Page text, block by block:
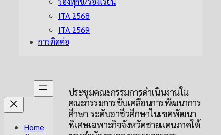
ITA 2568
ITA 2569
การติดต่อ
Home
ประชุมคณะกรรมการดำเนินงานใน
คณะกรรมการขับเคลื่อนการพัฒนาการ
ศึกษา ระดับอาชีวศึกษาในเขตพัฒนา
พิเศษเฉพาะกิจจังหวัดชายแดนภาคใต้